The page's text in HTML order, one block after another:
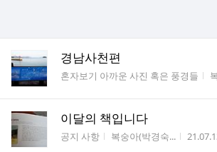
경남사천편
게시판명
혼자보기 아까운 사진 혹은 풍경들
이달의 책입니다
게시판명
공지 사항 작성자
복숭아(박경숙... 작성시